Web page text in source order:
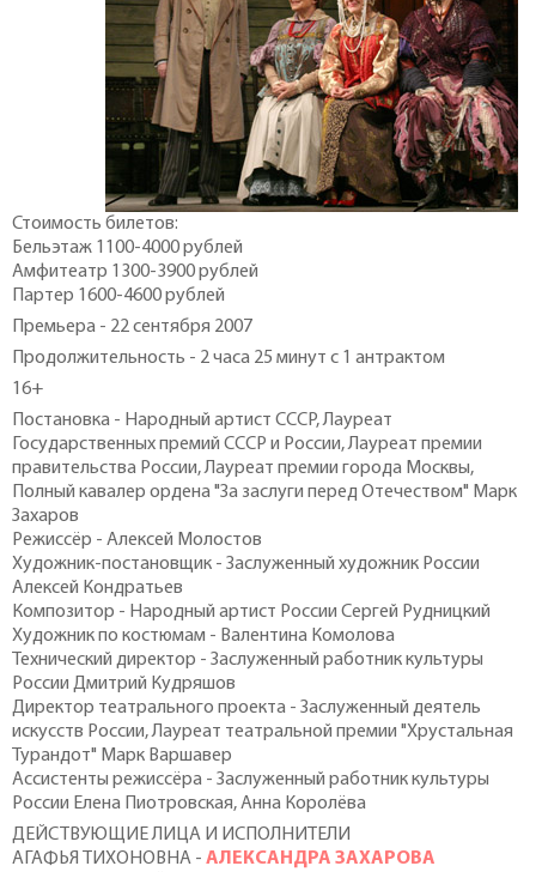
Стоимость билетов:
Бельэтаж 1100-4000 рублей
Амфитеатр 1300-3900 рублей
Партер 1600-4600 рублей
Премьера - 22 сентября 2007
Продолжительность - 2 часа 25 минут с 1 антрактом
16+
Постановка - Народный артист СССР, Лауреат
Государственных премий СССР и России, Лауреат премии
правительства России, Лауреат премии города Москвы,
Полный кавалер ордена "За заслуги перед Отечеством" Марк
Захаров
Режиссёр - Алексей Молостов
Художник-постановщик - Заслуженный художник России
Алексей Кондратьев
Композитор - Народный артист России Сергей Рудницкий
Художник по костюмам - Валентина Комолова
Технический директор - Заслуженный работник культуры
России Дмитрий Кудряшов
Директор театрального проекта - Заслуженный деятель
искусств России, Лауреат театральной премии "Хрустальная
Турандот" Марк Варшавер
Ассистенты режиссёра - Заслуженный работник культуры
России Елена Пиотровская, Анна Королёва
ДЕЙСТВУЮЩИЕ ЛИЦА И ИСПОЛНИТЕЛИ
АГАФЬЯ ТИХОНОВНА - АЛЕКСАНДРА ЗАХАРОВА